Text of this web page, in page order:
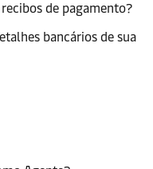
de pagamento?
bancários de sua